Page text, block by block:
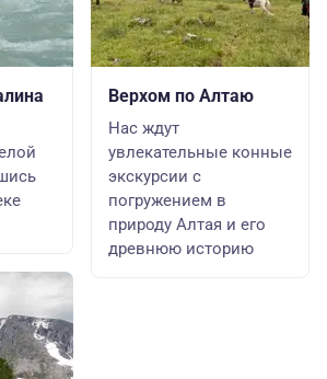
Верхом по Алтаю
Нас ждут
увлекательные конные
экскурсии с
погружением в
природу Алтая и его
древнюю историю